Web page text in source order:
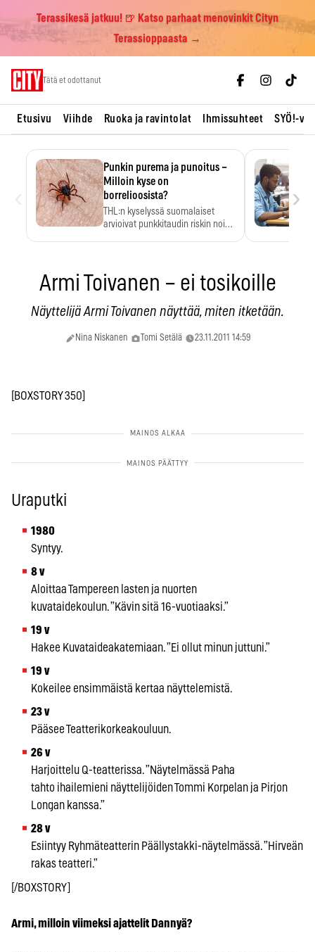
Terassikesä jatkuu! 🍺 Katso parhaat menovinkit Cityn
Terassioppaasta →
Tätä et odottanut
Etusivu Viihde Ruoka ja ravintolat Ihmissuhteet SYÖ!-
Punkin purema ja punoitus –
Milloin kyse on
borrelioosista?
THL:n kyselyssä suomalaiset
arvioivat punkkitaudin riskin noin
›
Armi Toivanen – ei tosikoille
Näyttelijä Armi Toivanen näyttää, miten itketään.
Nina Niskanen Tomi Setälä 23.11.2011 14:59
[BOXSTORY 350]
Uraputki
1980
Syntyy.
8 v
Aloittaa Tampereen lasten ja nuorten
kuvataidekoulun. ”Kävin sitä 16-vuotiaaksi.”
19 v
Hakee Kuvataideakatemiaan. ”Ei ollut minun juttuni.”
19 v
Kokeilee ensimmäistä kertaa näyttelemistä.
23 v
Pääsee Teatterikorkeakouluun.
26 v
Harjoittelu Q-teatterissa. ”Näytelmässä Paha
tahto ihailemieni näyttelijöiden Tommi Korpelan ja Pirjon
Longan kanssa.”
28 v
Esiintyy Ryhmäteatterin Päällystakki-näytelmässä. ”Hirveän
rakas teatteri.”
[/BOXSTORY]
Armi, milloin viimeksi ajattelit Dannyä?